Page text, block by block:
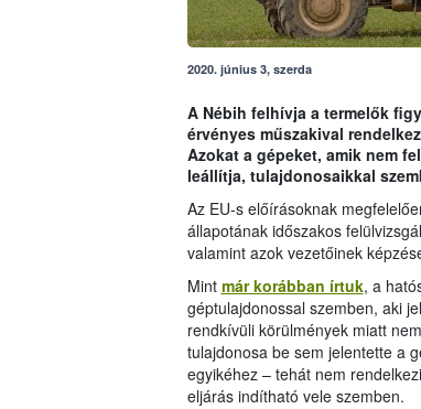
2020. június 3, szerda
A Nébih felhívja a termelők
érvényes műszakival
Azokat a gépeket, amik nem
leállítja, tulajdonosaikkal
Az EU-s előírásoknak
állapotának időszakos
valamint azok vezetőinek
Mint már korábban írtuk, a
géptulajdonossal szemben, aki
rendkívüli körülmények miatt
tulajdonosa be sem jelentette a
egyikéhez – tehát nem
eljárás indítható vele szemben.